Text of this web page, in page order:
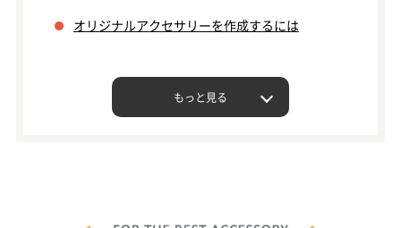
オリジナルアクセサリーを作成するには
もっと見る